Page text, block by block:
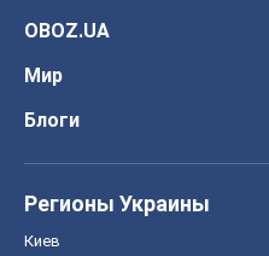
OBOZ.UA
Мир
Блоги
Регионы Украины
Киев